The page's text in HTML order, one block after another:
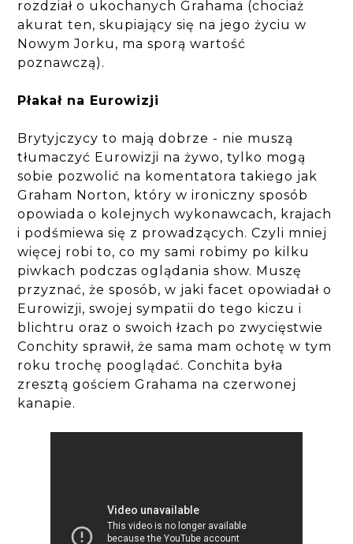
rozdział o ukochanych Grahama (chociaż
akurat ten, skupiający się na jego życiu w
Nowym Jorku, ma sporą wartość
poznawczą).
Płakał na Eurowizji
Brytyjczycy to mają dobrze - nie muszą
tłumaczyć Eurowizji na żywo, tylko mogą
sobie pozwolić na komentatora takiego jak
Graham Norton, który w ironiczny sposób
opowiada o kolejnych wykonawcach, krajach
i podśmiewa się z prowadzących. Czyli mniej
więcej robi to, co my sami robimy po kilku
piwkach podczas oglądania show. Muszę
przyznać, że sposób, w jaki facet opowiadał o
Eurowizji, swojej sympatii do tego kiczu i
blichtru oraz o swoich łzach po zwycięstwie
Conchity sprawił, że sama mam ochotę w tym
roku trochę pooglądać. Conchita była
zresztą gościem Grahama na czerwonej
kanapie.